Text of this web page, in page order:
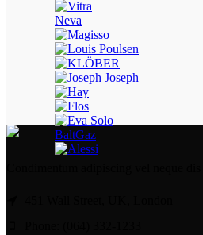
Neva
BaltGaz